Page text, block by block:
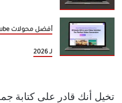
لـ 2026
تخيل أنك قادر على كتابة